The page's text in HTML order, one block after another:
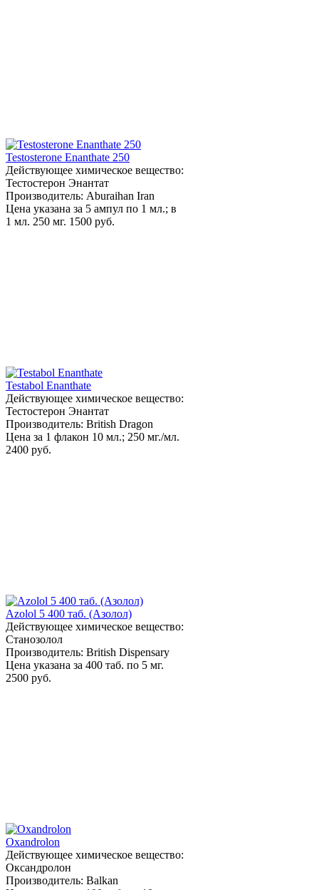
Testosterone Enanthate 250
Действующее химическое вещество:
Тестостерон Энантат
Производитель: Aburaihan Iran
Цена указана за 5 ампул по 1 мл.; в
1 мл. 250 мг. 1500 руб.
Testabol Enanthate
Действующее химическое вещество:
Тестостерон Энантат
Производитель: British Dragon
Цена за 1 флакон 10 мл.; 250 мг./мл.
2400 руб.
Azolol 5 400 таб. (Азолол)
Действующее химическое вещество:
Станозолол
Производитель: British Dispensary
Цена указана за 400 таб. по 5 мг.
2500 руб.
Oxandrolon
Действующее химическое вещество:
Оксандролон
Производитель: Balkan